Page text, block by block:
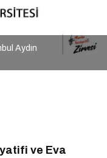
Aydın
ve Eva